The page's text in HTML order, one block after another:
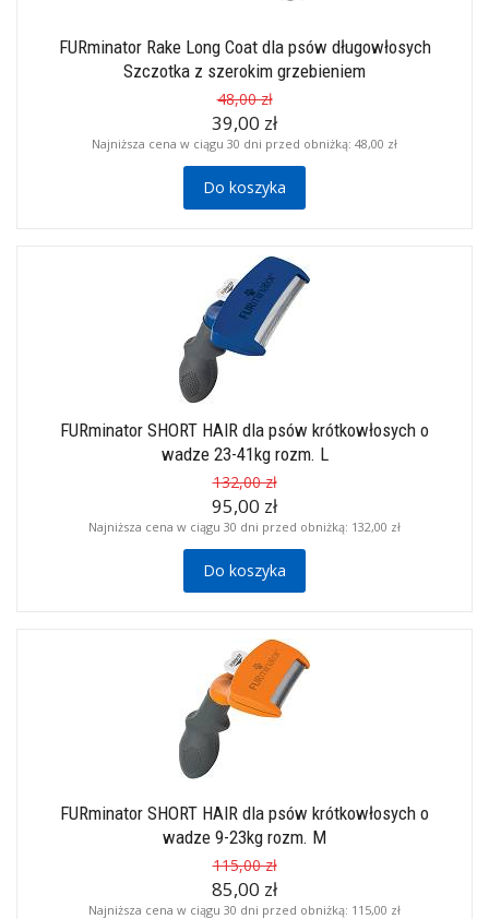
FURminator Rake Long Coat dla psów długowłosych
Szczotka z szerokim grzebieniem
48,00 zł
39,00 zł
Najniższa cena w ciągu 30 dni przed obniżką: 48,00 zł
Do koszyka
FURminator SHORT HAIR dla psów krótkowłosych o
wadze 23-41kg rozm. L
132,00 zł
95,00 zł
Najniższa cena w ciągu 30 dni przed obniżką: 132,00 zł
Do koszyka
FURminator SHORT HAIR dla psów krótkowłosych o
wadze 9-23kg rozm. M
115,00 zł
85,00 zł
Najniższa cena w ciągu 30 dni przed obniżką: 115,00 zł